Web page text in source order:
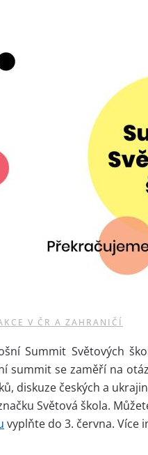
V ČR A ZAHRANIČÍ
Summit Světových
summit se zaměří na
diskuze českých a
Světová škola.
vyplňte do 3. června. Více